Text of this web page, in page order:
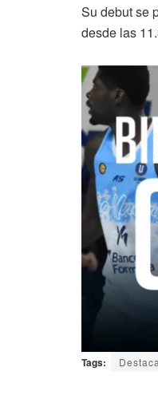
Su debut se
desde las
Tags: